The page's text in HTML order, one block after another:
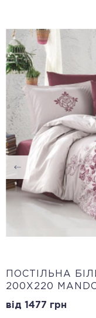
ПОСТІЛЬНА
200Х220
від 1477 грн